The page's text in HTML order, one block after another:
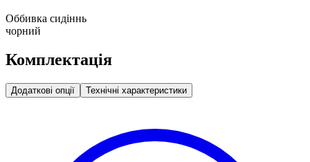
Оббивка сидіннь
чорний
Комплектація
Додаткові опції Технічні характеристики